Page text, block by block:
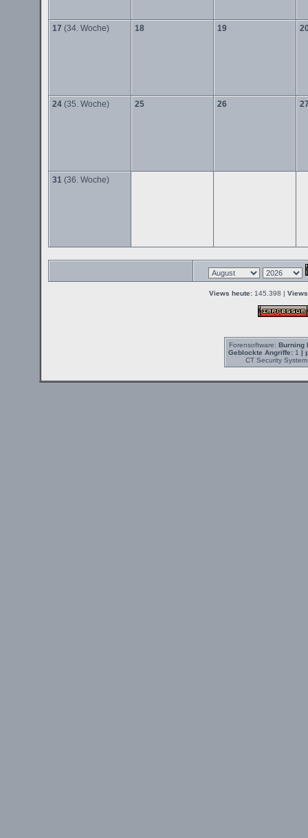
17 (34. Woche) 18 19
24(35. Woche) 25 26
31(36. Woche)
Views heute: 145.398 |
Forensoftware: Burning
Geblockte Angriffe:1 |
CT Security